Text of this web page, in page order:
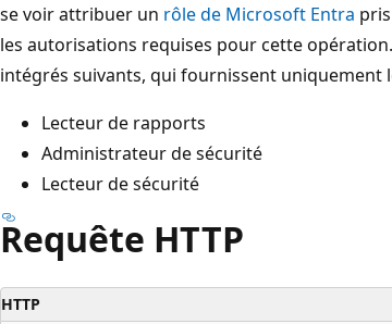
se voir attribuer un rôle de Microsoft Entra
les autorisations requises pour cette
intégrés suivants, qui fournissent uniquement
Lecteur de rapports
Administrateur de sécurité
Lecteur de sécurité
Requête HTTP
HTTP